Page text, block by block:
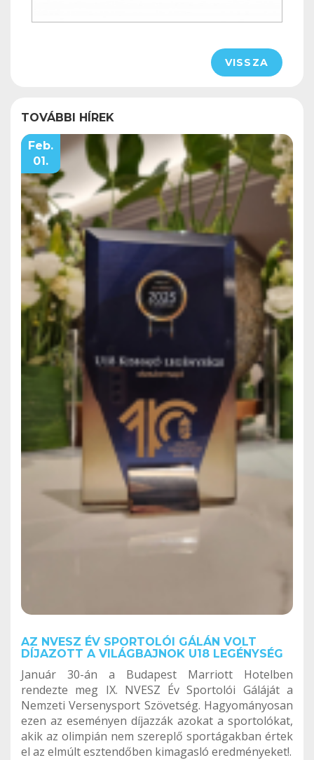
VISSZA
TOVÁBBI HÍREK
Feb.
01.
AZ NVESZ ÉV SPORTOLÓI GÁLÁN VOLT
DÍJAZOTT A VILÁGBAJNOK U18 LEGÉNYSÉG
Január 30-án a Budapest Marriott Hotelben
rendezte meg IX. NVESZ Év Sportolói Gáláját a
Nemzeti Versenysport Szövetség. Hagyományosan
ezen az eseményen díjazzák azokat a sportolókat,
akik az olimpián nem szereplő sportágakban értek
el az elmúlt esztendőben kimagasló eredményeket!.